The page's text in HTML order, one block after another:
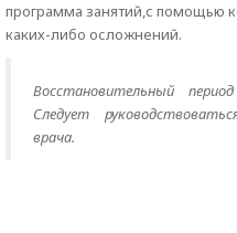
программа занятий,с помощью
каких-либо осложнений.
Восстановительный
Следует
врача.